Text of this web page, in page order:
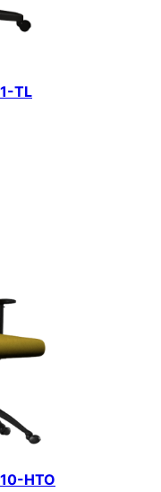
TL
HTO